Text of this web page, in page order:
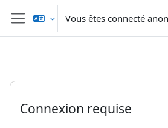
Passer au contenu principal
Panneau latéral
Vous êtes connecté
Connexion requise